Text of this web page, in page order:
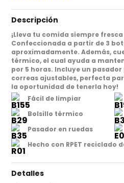
Descripción
¡Lleva tu comida siempre
Confeccionada a partir de 3
aproximadamente. Además,
térmico, el cual ayuda a
por 5 horas. Incluye un
correas ajustables, perfecta
la oportunidad de tenerla hoy!
Fácil de limpiar
Bolsillo térmico
Pasador en ruedas
Hecho con RPET reciclado
Detalles